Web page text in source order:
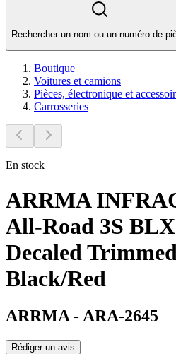
Rechercher un nom ou un numéro de
Boutique
Voitures et camions
Pièces, électronique et
Carrosseries
En stock
ARRMA
All-Road 3S
Decaled
Black/Red
ARRMA - ARA-2645
Rédiger un avis